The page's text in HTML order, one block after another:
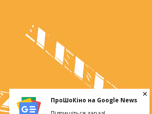
ПроШоКіно на Google News